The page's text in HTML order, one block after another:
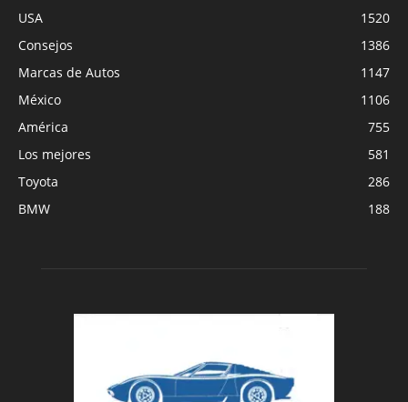
USA
1520
Consejos
1386
Marcas de Autos
1147
México
1106
América
755
Los mejores
581
Toyota
286
BMW
188